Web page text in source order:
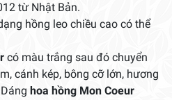
từ Nhật Bản.
hồng leo chiều cao có thể
có màu trắng sau đó chuyển
cánh kép, bông cỡ lớn, hương
hoa hồng Mon Coeur